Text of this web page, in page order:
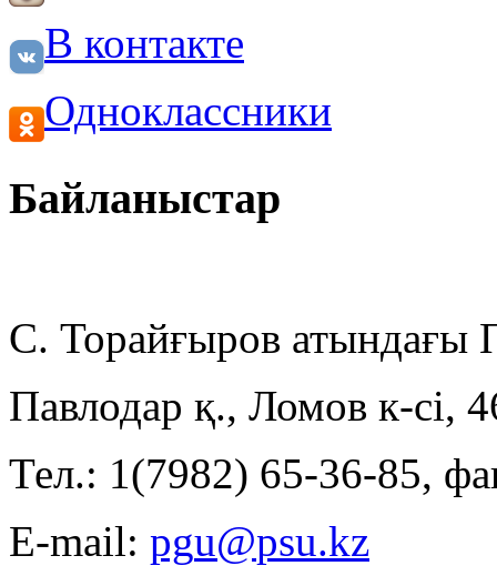
В контакте
Одноклассники
Байланыстар
С. Торайғыров
Павлодар қ., Ломов к-сі,
Тел.: 1(7982) 65-36-85,
E-mail: